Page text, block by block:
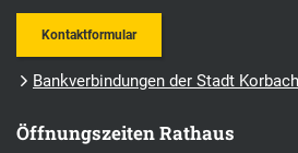
Kontaktformular
Bankverbindungen der Stadt Korbach
Öffnungszeiten Rathaus